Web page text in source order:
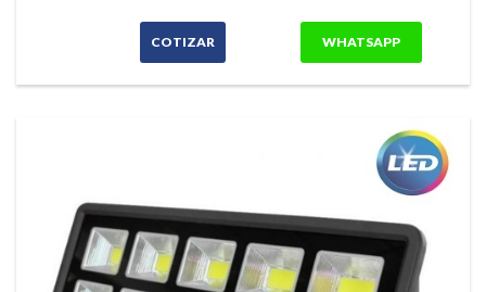
COTIZAR WHATSAPP